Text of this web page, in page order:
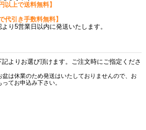
以上で送料無料】
代引き手数料無料】
り5営業日以内に発送いたします。
よりお選び頂けます。ご注文時にご指定くださ
は休業のため発送はいたしておりませんので、お
てお申込み下さい。